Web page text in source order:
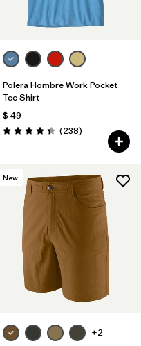
Polera Hombre Work Pocket
Tee Shirt
$ 49
Valoración: 4.4 / 5
(238Comentarios
)
New
+2